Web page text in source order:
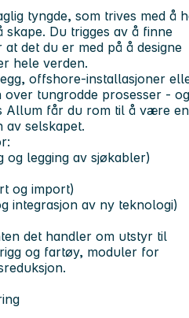
tyngde, som trives med å
Du trigges av å finne
det du er med på å designe
hele verden.
offshore-installasjoner
over tungrodde prosesser - og
Allum får du rom til å være en
av selskapet.
og legging av sjøkabler)
og import)
integrasjon av ny teknologi)
det handler om utstyr til
og fartøy, moduler for